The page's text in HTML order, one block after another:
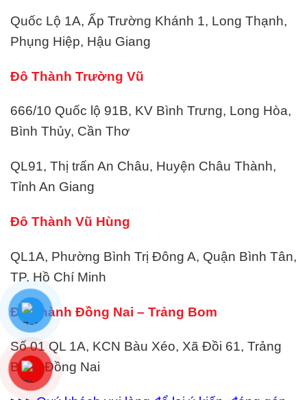
Quốc Lộ 1A, Ấp Trường Khánh 1, Long Thạnh,
Phụng Hiệp, Hậu Giang
Đô Thành Trường Vũ
666/10 Quốc lộ 91B, KV Bình Trưng, Long Hòa,
Bình Thủy, Cần Thơ
QL91, Thị trấn An Châu, Huyện Châu Thành,
Tỉnh An Giang
Đô Thành Vũ Hùng
QL1A, Phường Bình Trị Đông A, Quận Bình Tân,
TP. Hồ Chí Minh
Đô Thành Đồng Nai – Trảng Bom
Số 01 QL 1A, KCN Bàu Xéo, Xã Đồi 61, Trảng
Bom, Đồng Nai